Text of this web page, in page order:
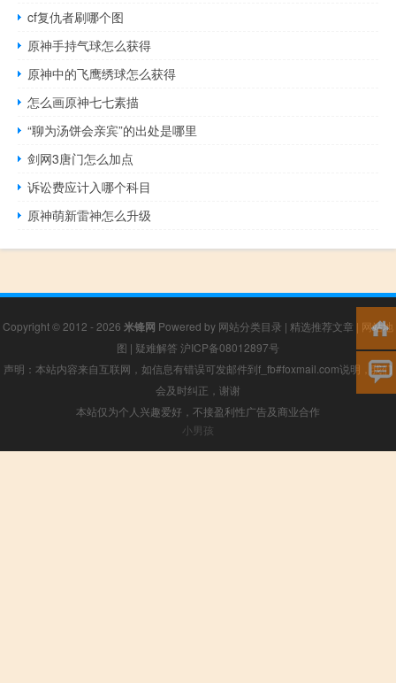
cf复仇者刷哪个图
原神手持气球怎么获得
原神中的飞鹰绣球怎么获得
怎么画原神七七素描
“聊为汤饼会亲宾”的出处是哪里
剑网3唐门怎么加点
诉讼费应计入哪个科目
原神萌新雷神怎么升级
Copyright © 2012 - 2026 米锋网 Powered by 网站分类目录 | 精选推荐文章 | 网站地
图 | 疑难解答 沪ICP备08012897号
声明：本站内容来自互联网，如信息有错误可发邮件到f_fb#foxmail.com说明，我们
会及时纠正，谢谢
本站仅为个人兴趣爱好，不接盈利性广告及商业合作
小男孩